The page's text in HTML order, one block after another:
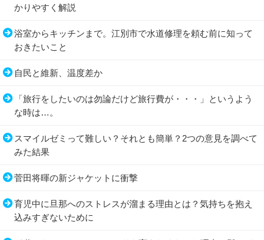
かりやすく解説
浴室からキッチンまで。江別市で水道修理を頼む前に知って
おきたいこと
自民と維新、温度差か
「旅行をしたいのは勿論だけど旅行費が・・・」というよう
な時は…。
スマイルゼミって難しい？それとも簡単？2つの意見を調べて
みた結果
菅田将暉の新ジャケットに衝撃
育児中に旦那へのストレスが溜まる理由とは？気持ちを抱え
込みすぎないために